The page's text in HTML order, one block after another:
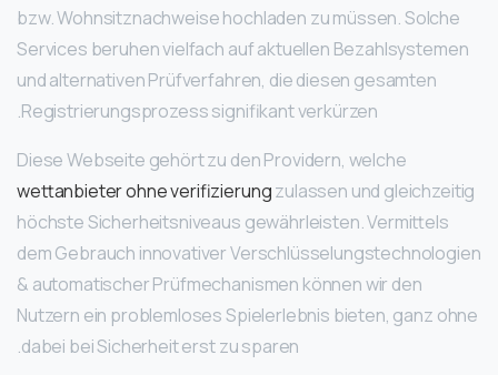
bzw. Wohnsitznachweise hochladen zu müssen. Solche
Services beruhen vielfach auf aktuellen Bezahlsystemen
und alternativen Prüfverfahren, die diesen gesamten
Registrierungsprozess signifikant verkürzen.
Diese Webseite gehört zu den Providern, welche
wettanbieter ohne verifizierungzulassen und gleichzeitig
höchste Sicherheitsniveaus gewährleisten. Vermittels
dem Gebrauch innovativer Verschlüsselungstechnologien
& automatischer Prüfmechanismen können wir den
Nutzern ein problemloses Spielerlebnis bieten, ganz ohne
dabei bei Sicherheit erst zu sparen.